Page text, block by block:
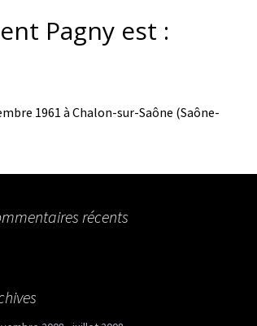
Pagny est :
1961 à Chalon-sur-Saône (Saône-
récents